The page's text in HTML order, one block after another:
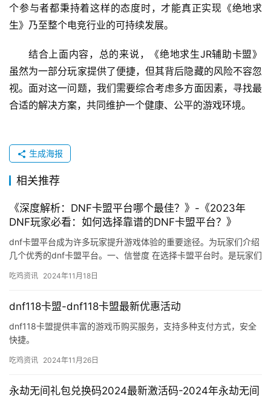
个参与者都秉持着这样的态度时，才能真正实现《绝地求
生》乃至整个电竞行业的可持续发展。
结合上面内容，总的来说，《绝地求生JR辅助卡盟》
虽然为一部分玩家提供了便捷，但其背后隐藏的风险不容忽
视。面对这一问题，我们需要综合考虑多方面因素，寻找最
合适的解决方案，共同维护一个健康、公平的游戏环境。
生成海报
相关推荐
《深度解析：DNF卡盟平台哪个最佳？》-《2023年
DNF玩家必看：如何选择靠谱的DNF卡盟平台？》
dnf卡盟平台成为许多玩家提升游戏体验的重要途径。为玩家们介绍
几个优秀的dnf卡盟平台。一、信誉度 在选择卡盟平台时。是玩家们
吃鸡资讯 2024年11月18日
dnf118卡盟-dnf118卡盟最新优惠活动
dnf118卡盟提供丰富的游戏币购买服务，支持多种支付方式，安全
快捷。
吃鸡资讯 2024年11月26日
永劫无间礼包兑换码2024最新激活码-2024年永劫无间